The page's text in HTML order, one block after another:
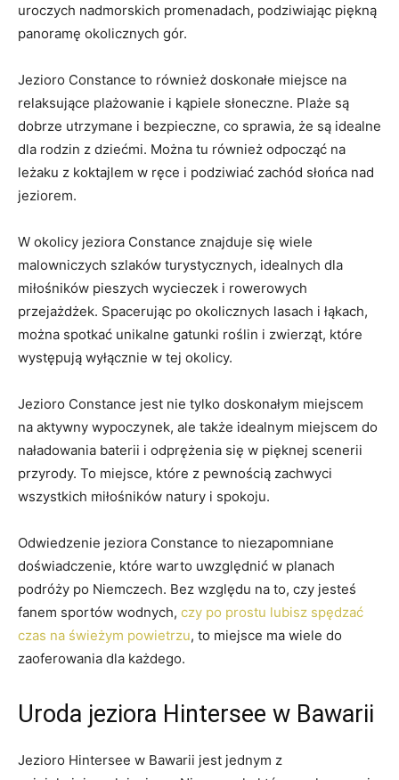
⁣uroczych nadmorskich promenadach, podziwiając piękną
panoramę okolicznych gór.
Jezioro‍ Constance to również doskonałe miejsce na
relaksujące plażowanie i kąpiele słoneczne. Plaże są‍
dobrze ⁣utrzymane i bezpieczne, co sprawia, że są idealne
‍dla rodzin z dziećmi. Można tu również odpocząć ‌na
leżaku z koktajlem w ręce i podziwiać zachód‍ słońca nad
jeziorem.
W okolicy jeziora Constance znajduje się wiele
malowniczych ‌szlaków turystycznych, idealnych dla
miłośników pieszych wycieczek i rowerowych
przejażdżek. Spacerując po okolicznych lasach i łąkach,
można spotkać unikalne gatunki roślin i zwierząt, które
występują wyłącznie w tej okolicy.
Jezioro‍ Constance jest nie tylko doskonałym miejscem
na aktywny wypoczynek, ale także idealnym miejscem‍ do
naładowania baterii i odprężenia się w pięknej scenerii
przyrody. To miejsce, które z pewnością ‍zachwyci
wszystkich miłośników natury i spokoju.
Odwiedzenie jeziora Constance ⁢to niezapomniane
⁤doświadczenie, które warto uwzględnić w planach
podróży po Niemczech. Bez‌ względu na to, czy jesteś
fanem sportów wodnych, czy po prostu lubisz spędzać
czas na świeżym powietrzu, to miejsce ma wiele do
zaoferowania dla każdego.
Uroda jeziora​ Hintersee w Bawarii
Jezioro Hintersee ‍w Bawarii jest jednym z